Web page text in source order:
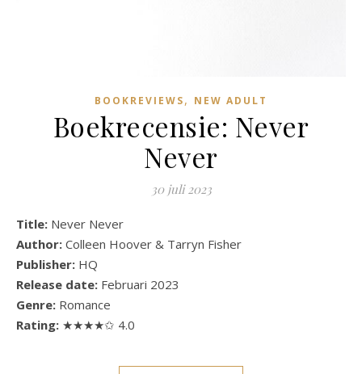
BOOKREVIEWS, NEW ADULT
Boekrecensie: Never
Never
30 juli 2023
Title: Never Never
Author: Colleen Hoover & Tarryn Fisher
Publisher: HQ
Release date: Februari 2023
Genre: Romance
Rating: ★★★★✩ 4.0